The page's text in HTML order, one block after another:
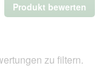
Produkt bewerten
Mit
zu filtern.